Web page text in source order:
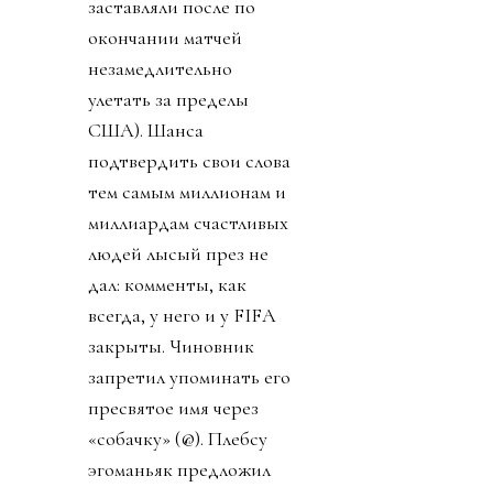
заставляли после по
окончании матчей
незамедлительно
улетать за пределы
США). Шанса
подтвердить свои слова
тем самым миллионам и
миллиардам счастливых
людей лысый през не
дал: комменты, как
всегда, у него и у FIFA
закрыты. Чиновник
запретил упоминать его
пресвятое имя через
«собачку» (@). Плебсу
эгоманьяк предложил